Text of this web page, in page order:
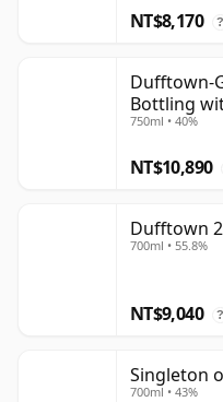
NT$8,170 ?
Dufftown-
Bottling
750ml • 40%
NT$10,890
Dufftown
700ml • 55.8%
NT$9,040 ?
Singleton
700ml • 43%